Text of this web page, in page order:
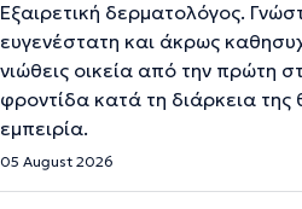
Εξαιρετική δερματολόγος.
ευγενέστατη και άκρως
νιώθεις οικεία από την πρώτη
φροντίδα κατά τη διάρκεια
εμπειρία.
05 August 2026